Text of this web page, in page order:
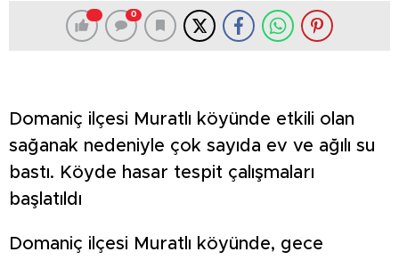
0
Domaniç ilçesi Muratlı köyünde etkili olan
sağanak nedeniyle çok sayıda ev ve ağılı su
bastı. Köyde hasar tespit çalışmaları
başlatıldı
Domaniç ilçesi Muratlı köyünde, gece